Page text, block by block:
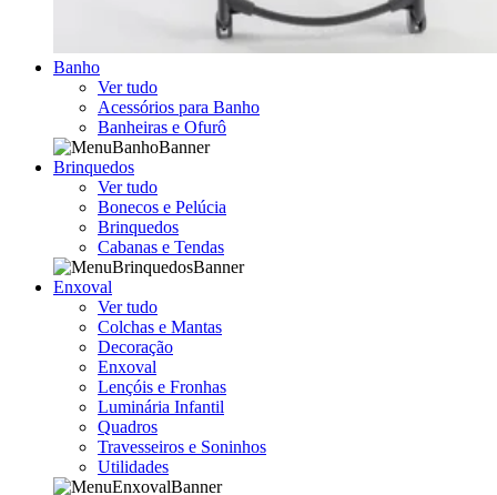
Banho
Ver tudo
Acessórios para Banho
Banheiras e Ofurô
Brinquedos
Ver tudo
Bonecos e Pelúcia
Brinquedos
Cabanas e Tendas
Enxoval
Ver tudo
Colchas e Mantas
Decoração
Enxoval
Lençóis e Fronhas
Luminária Infantil
Quadros
Travesseiros e Soninhos
Utilidades